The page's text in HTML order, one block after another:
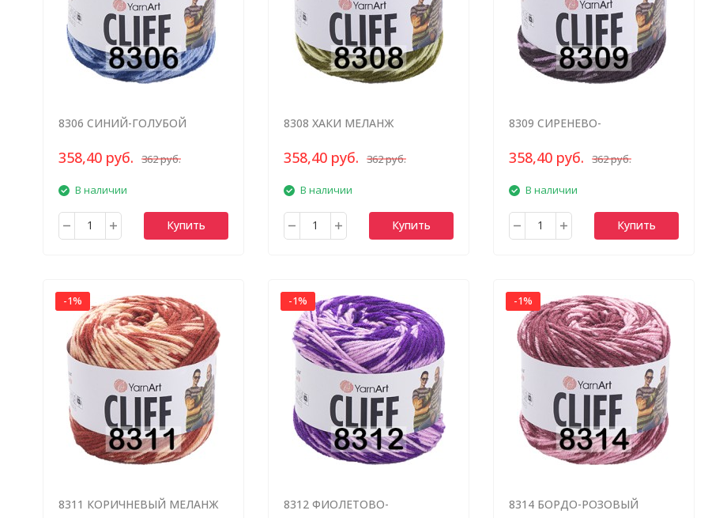
8306 СИНИЙ-ГОЛУБОЙ
358,40 руб. 362 руб.
В наличии
Купить
8308 ХАКИ МЕЛАНЖ
358,40 руб. 362 руб.
В наличии
Купить
8309 СИРЕНЕВО-
358,40 руб. 362 руб.
В наличии
Купить
-1%
8311 КОРИЧНЕВЫЙ МЕЛАНЖ
-1%
8312 ФИОЛЕТОВО-
-1%
8314 БОРДО-РОЗОВЫЙ